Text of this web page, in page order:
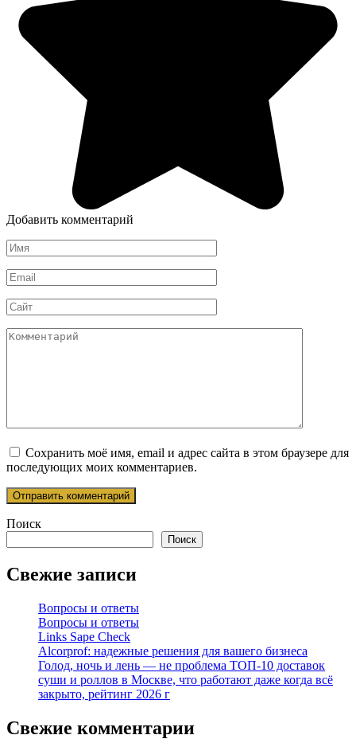
Добавить комментарий
Имя
*
Email
*
Сайт
Комментарий
Сохранить моё имя, email и адрес сайта в этом браузере для
последующих моих комментариев.
Поиск
Поиск
Свежие записи
Вопросы и ответы
Вопросы и ответы
Links Sape Check
Alcorprof: надежные решения для вашего бизнеса
Голод, ночь и лень — не проблема ТОП-10 доставок
суши и роллов в Москве, что работают даже когда всё
закрыто, рейтинг 2026 г
Свежие комментарии